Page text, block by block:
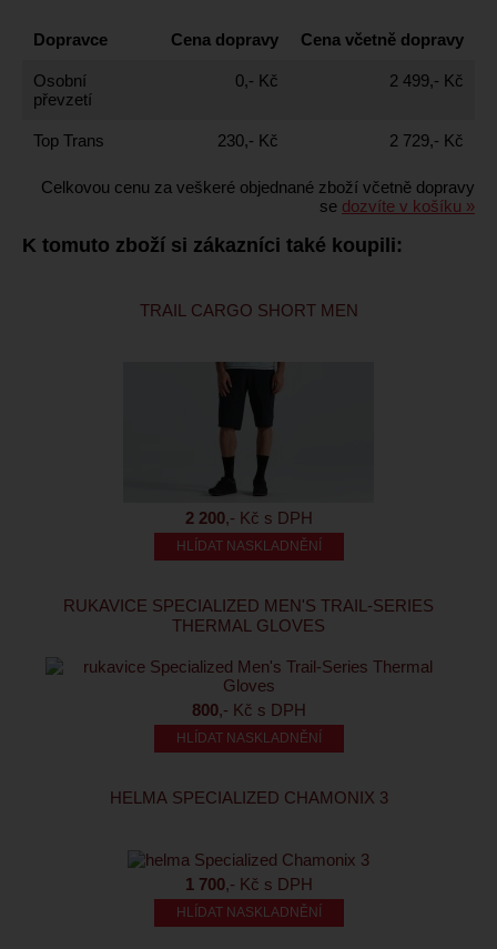
Dopravce Cena dopravy Cena včetně dopravy
Osobní
převzetí
0,- Kč 2 499,- Kč
Top Trans 230,- Kč 2 729,- Kč
Celkovou cenu za veškeré objednané zboží včetně dopravy
se dozvíte v košíku »
K tomuto zboží si zákazníci také koupili:
TRAIL CARGO SHORT MEN
2 200,- Kč s DPH
HLÍDAT NASKLADNĚNÍ
RUKAVICE SPECIALIZED MEN'S TRAIL-SERIES
THERMAL GLOVES
800,- Kč s DPH
HLÍDAT NASKLADNĚNÍ
HELMA SPECIALIZED CHAMONIX 3
1 700,- Kč s DPH
HLÍDAT NASKLADNĚNÍ